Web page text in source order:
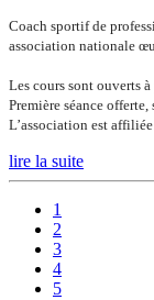
Coach sportif de
association nationale
Les cours sont ouverts
Première séance
L’association est
lire la suite
1
2
3
4
5